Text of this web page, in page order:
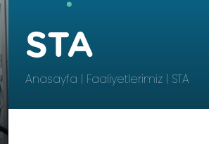
STA
Anasayfa Faaliyetlerimiz STA